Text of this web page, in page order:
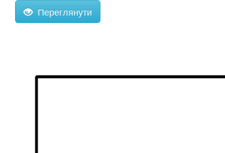
Переглянути